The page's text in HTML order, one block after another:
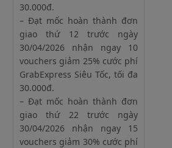
30.000đ.
– Đạt mốc hoàn thành đơn
giao thứ 12 trước ngày
30/04/2026 nhận ngay 10
vouchers giảm 25% cước phí
GrabExpress Siêu Tốc, tối đa
30.000đ.
– Đạt mốc hoàn thành đơn
giao thứ 22 trước ngày
30/04/2026 nhận ngay 15
vouchers giảm 30% cước phí